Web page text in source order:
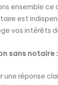
ensemble
est
vos intérêts
sans notaire
une réponse